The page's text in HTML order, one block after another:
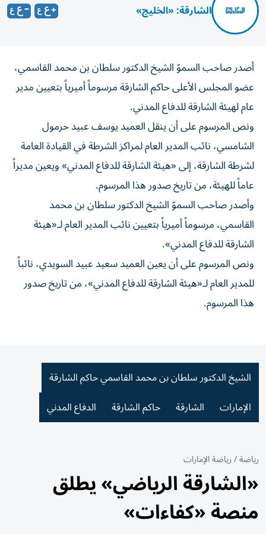
الشارقة: «الخليج»
أصدر صاحب السموّ الشيخ الدكتور سلطان بن محمد القاسمي،
عضو المجلس الأعلى حاكم الشارقة مرسوماً أميرياً بتعيين مدير
عام لهيئة الشارقة للدفاع المدني.
ونص المرسوم على أن ينقل العميد يوسف عبيد حرمول
الشامسي، نائب المدير العام لمراكز الشرطة في القيادة العامة
لشرطة الشارقة، إلى «هيئة الشارقة للدفاع المدني» ويعين مديراً
عاماً للهيئة، من تاريخ صدور هذا المرسوم.
وأصدر صاحب السموّ الشيخ الدكتور سلطان بن محمد
القاسمي، مرسوماً أميرياً بتعيين نائب المدير العام لـ«هيئة
الشارقة للدفاع المدني».
ونص المرسوم على أن يعين العميد سعيد عبيد السويدي، نائباً
للمدير العام لـ«هيئة الشارقة للدفاع المدني»، من تاريخ صدور
هذا المرسوم.
الشيخ الدكتور سلطان بن محمد القاسمي حاكم الشارقة
الإمارات
الشارقة حاكم الشارقة الدفاع المدني
رياضة/رياضة الإمارات
«الشارقة الرياضي» يطلق
منصة «كفاءات»